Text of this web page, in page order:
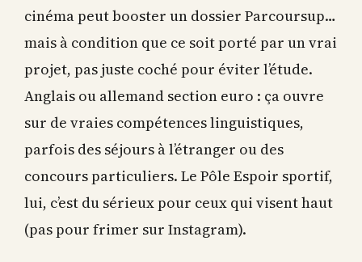
cinéma peut booster un dossier Parcoursup…
mais à condition que ce soit porté par un vrai
projet, pas juste coché pour éviter l’étude.
Anglais ou allemand section euro : ça ouvre
sur de vraies compétences linguistiques,
parfois des séjours à l’étranger ou des
concours particuliers. Le Pôle Espoir sportif,
lui, c’est du sérieux pour ceux qui visent haut
(pas pour frimer sur Instagram).